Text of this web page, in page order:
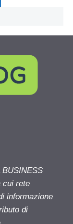
cui rete
informazione
di